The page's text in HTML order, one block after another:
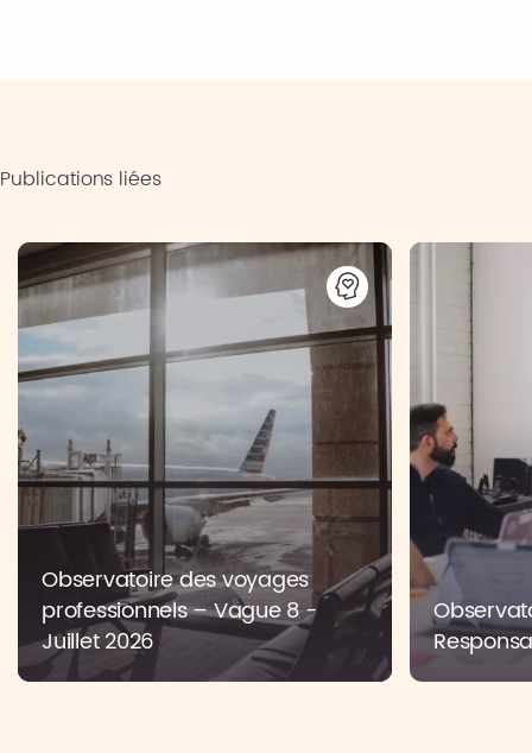
Publications liées
Observatoire des voyages
professionnels – Vague 8 -
Juillet 2026